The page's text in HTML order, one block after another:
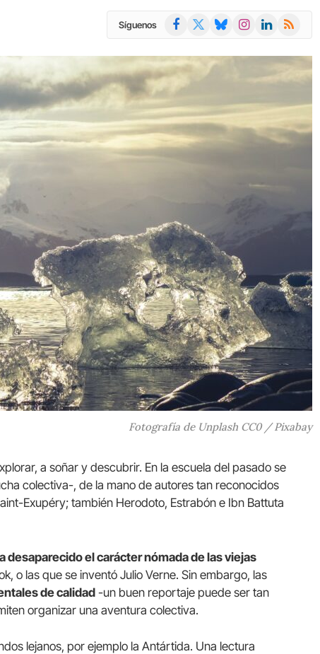
Síguenos Facebook BlueskyInstagramLinkedIn
RSS
Fotografía de Unplash CC0 / Pixabay
a soñar y descubrir. En la escuela del pasado se
colectiva-, de la mano de autores tan reconocidos
Exupéry; también Herodoto, Estrabón e Ibn Battuta
desaparecido el carácter nómada de las viejas
o las que se inventó Julio Verne. Sin embargo, las
de calidad -un buen reportaje puede ser tan
organizar una aventura colectiva.
lejanos, por ejemplo la Antártida. Una lectura